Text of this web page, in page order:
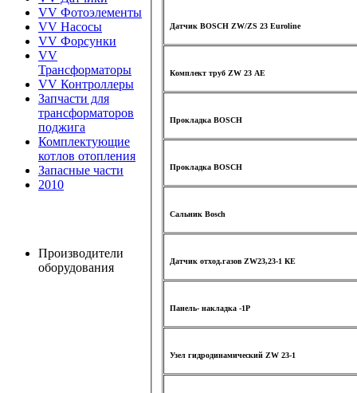
VV Фотоэлементы
VV Насосы
VV Форсунки
VV
Трансформаторы
VV Контроллеры
Запчасти для
трансформаторов
поджига
Комплектующие
котлов отопления
Запасные части
2010
Производители
оборудования
Датчик BOSCH ZW/ZS 23 Euroline
Комплект труб ZW 23 AE
Прокладка BOSCH
Прокладка BOSCH
Сальник Bosch
Датчик отход.газов ZW23,23-1 КЕ
Панель- накладка -1P
Узел гидродинамический ZW 23-1